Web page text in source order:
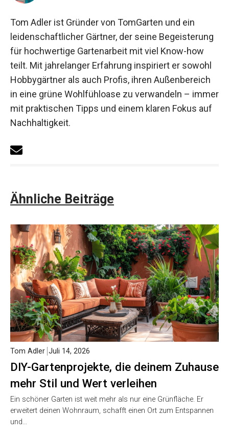
Tom Adler ist Gründer von TomGarten und ein
leidenschaftlicher Gärtner, der seine Begeisterung
für hochwertige Gartenarbeit mit viel Know-how
teilt. Mit jahrelanger Erfahrung inspiriert er sowohl
Hobbygärtner als auch Profis, ihren Außenbereich
in eine grüne Wohlfühloase zu verwandeln – immer
mit praktischen Tipps und einem klaren Fokus auf
Nachhaltigkeit.
Ähnliche Beiträge
DIY-Gartenprojekte, die deinem Zuhause
mehr Stil und Wert verleihen
Tom Adler Juli 14, 2026
Ein schöner Garten ist weit mehr als nur eine Grünfläche. Er
erweitert deinen Wohnraum, schafft einen Ort zum Entspannen
und…